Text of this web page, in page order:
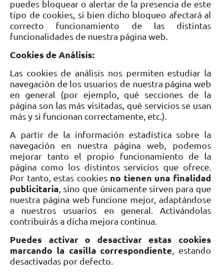
puedes bloquear o alertar de la presencia de este
tipo de cookies, si bien dicho bloqueo afectará al
correcto funcionamiento de las distintas
funcionalidades de nuestra página web.
Cookies de Análisis:
Las cookies de análisis nos permiten estudiar la
navegación de los usuarios de nuestra página web
en general (por ejemplo, qué secciones de la
página son las más visitadas, qué servicios se usan
más y si funcionan correctamente, etc.).
A partir de la información estadística sobre la
navegación en nuestra página web, podemos
mejorar tanto el propio funcionamiento de la
página como los distintos servicios que ofrece.
Por tanto, estas cookies no tienen una finalidad
publicitaria , sino que únicamente sirven para que
nuestra página web funcione mejor, adaptándose
a nuestros usuarios en general. Activándolas
contribuirás a dicha mejora continua.
Puedes activar o desactivar estas cookies
marcando la casilla correspondiente , estando
desactivadas por defecto.